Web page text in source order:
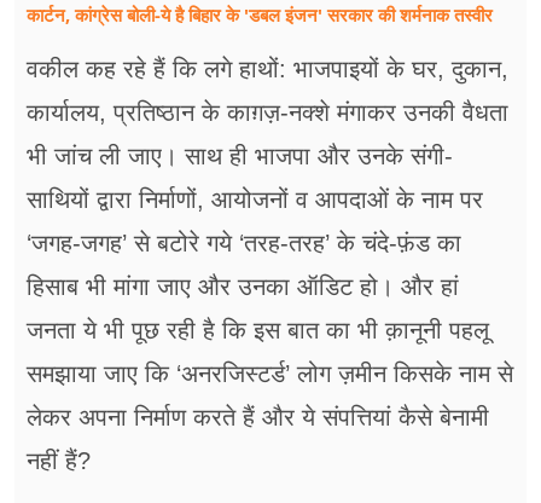
कार्टन, कांग्रेस बोली-ये है बिहार के 'डबल इंजन' सरकार की शर्मनाक तस्वीर
वकील कह रहे हैं कि लगे हाथों: भाजपाइयों के घर, दुकान,
कार्यालय, प्रतिष्ठान के काग़ज़-नक्शे मंगाकर उनकी वैधता
भी जांच ली जाए। साथ ही भाजपा और उनके संगी-
साथियों द्वारा निर्माणों, आयोजनों व आपदाओं के नाम पर
‘जगह-जगह’ से बटोरे गये ‘तरह-तरह’ के चंदे-फ़ंड का
हिसाब भी मांगा जाए और उनका ऑडिट हो। और हां
जनता ये भी पूछ रही है कि इस बात का भी क़ानूनी पहलू
समझाया जाए कि ‘अनरजिस्टर्ड’ लोग ज़मीन किसके नाम से
लेकर अपना निर्माण करते हैं और ये संपत्तियां कैसे बेनामी
नहीं हैं?